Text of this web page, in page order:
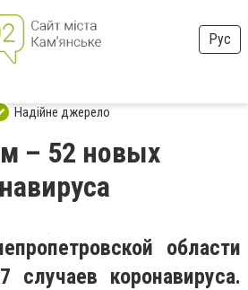
Рус
Надійне джерело
– 52 новых
области
случаев коронавируса.